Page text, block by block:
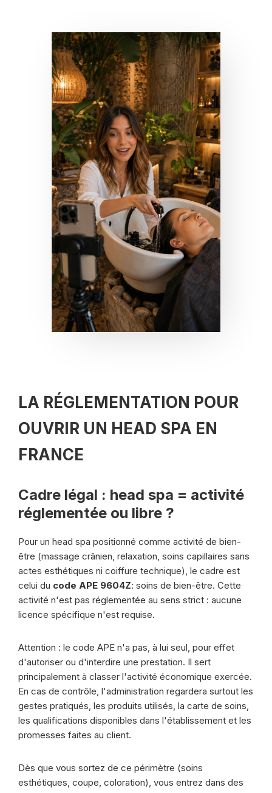
LA RÉGLEMENTATION POUR
OUVRIR UN HEAD SPA EN
FRANCE
Cadre légal : head spa = activité
réglementée ou libre ?
Pour un head spa positionné comme activité de bien-
être (massage crânien, relaxation, soins capillaires sans
actes esthétiques ni coiffure technique), le cadre est
celui du code APE 9604Z: soins de bien-être. Cette
activité n'est pas réglementée au sens strict : aucune
licence spécifique n'est requise.
Attention : le code APE n'a pas, à lui seul, pour effet
d'autoriser ou d'interdire une prestation. Il sert
principalement à classer l'activité économique exercée.
En cas de contrôle, l'administration regardera surtout les
gestes pratiqués, les produits utilisés, la carte de soins,
les qualifications disponibles dans l'établissement et les
promesses faites au client.
Dès que vous sortez de ce périmètre (soins
esthétiques, coupe, coloration), vous entrez dans des